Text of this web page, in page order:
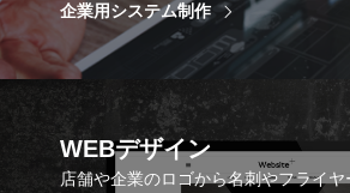
企業用システム制作
WEBデザイン
店舗や企業のロゴから名刺やフライ